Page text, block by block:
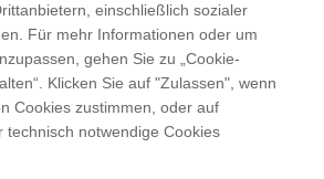
einschließlich sozialer
Für mehr Informationen oder um
gehen Sie zu „Cookie-
Klicken Sie auf "Zulassen", wenn
Cookies zustimmen, oder auf
technisch notwendige Cookies